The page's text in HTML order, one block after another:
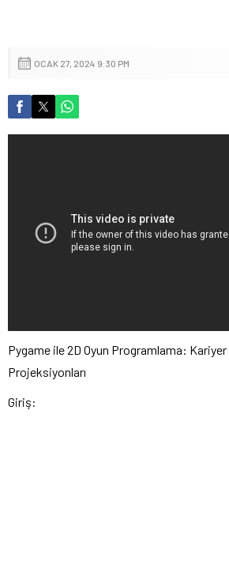
OCAK 27, 2024 9:30 PM
Pygame ile 2D Oyun Programlama: Kariyer
Projeksiyonları
Giriş: